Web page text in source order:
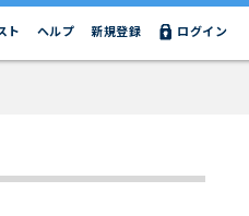
ログイン
新規登録
ヘルプ
ト